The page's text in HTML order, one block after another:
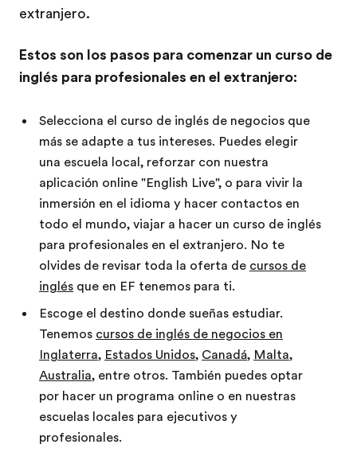
extranjero.
Estos son los pasos para comenzar un curso de
inglés para profesionales en el extranjero:
Selecciona el curso de inglés de negocios que
más se adapte a tus intereses. Puedes elegir
una escuela local, reforzar con nuestra
aplicación online "English Live", o para vivir la
inmersión en el idioma y hacer contactos en
todo el mundo, viajar a hacer un curso de inglés
para profesionales en el extranjero. No te
olvides de revisar toda la oferta de cursos de
inglés que en EF tenemos para ti.
Escoge el destino donde sueñas estudiar.
Tenemos cursos de inglés de negocios en
Inglaterra, Estados Unidos, Canadá, Malta,
Australia, entre otros. También puedes optar
por hacer un programa online o en nuestras
escuelas locales para ejecutivos y
profesionales.